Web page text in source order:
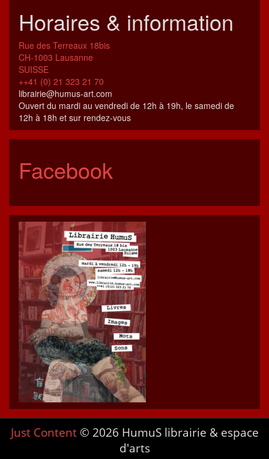
Horaires & information
Rue des Terreaux 18bis
CH-1003 Lausanne
SUISSE
++41 (0) 21 323 21 70
librairie@humus-art.com
Ouvert du mardi au vendredi de 12h à 19h, le samedi de
12h à 18h et sur rendez-vous
Facebook
Just Content© 2026 HumuS librairie & espace
d'arts